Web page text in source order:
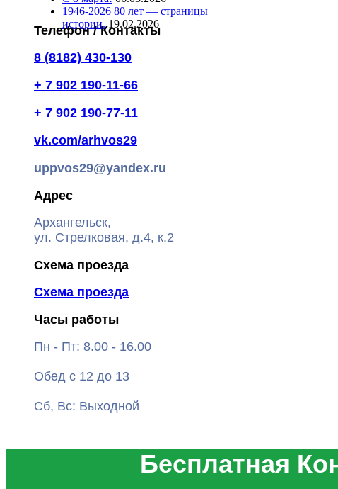
1946-2026 80 лет — страницы
истории. 19.02.2026
Телефон / Контакты
8 (8182) 430-130
+ 7 902 190-11-66
+ 7 902 190-77-11
vk.com/arhvos29
uppvos29@yandex.ru
Адрес
Архангельск,
ул. Стрелковая, д.4, к.2
Схема проезда
Схема проезда
Часы работы
Пн - Пт: 8.00 - 16.00
Обед с 12 до 13
Сб, Вс: Выходной
Бесплатная